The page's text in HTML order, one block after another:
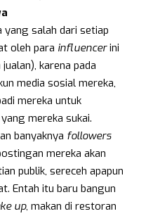
yang salah dari setiap
oleh para influencerini
karena pada
media sosial mereka,
mereka untuk
mereka sukai.
banyaknya followers
mereka akan
publik, sereceh apapun
Entah itu baru bangun
up, makan di restoran